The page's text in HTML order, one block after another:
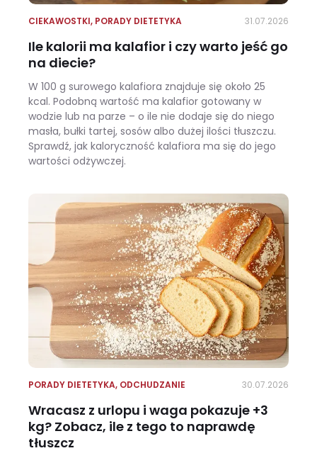
CIEKAWOSTKI, PORADY DIETETYKA 31.07.2026
Ile kalorii ma kalafior i czy warto jeść go
na diecie?
W 100 g surowego kalafiora znajduje się około 25
kcal. Podobną wartość ma kalafior gotowany w
wodzie lub na parze – o ile nie dodaje się do niego
masła, bułki tartej, sosów albo dużej ilości tłuszczu.
Sprawdź, jak kaloryczność kalafiora ma się do jego
wartości odżywczej.
PORADY DIETETYKA, ODCHUDZANIE 30.07.2026
Wracasz z urlopu i waga pokazuje +3
kg? Zobacz, ile z tego to naprawdę
tłuszcz